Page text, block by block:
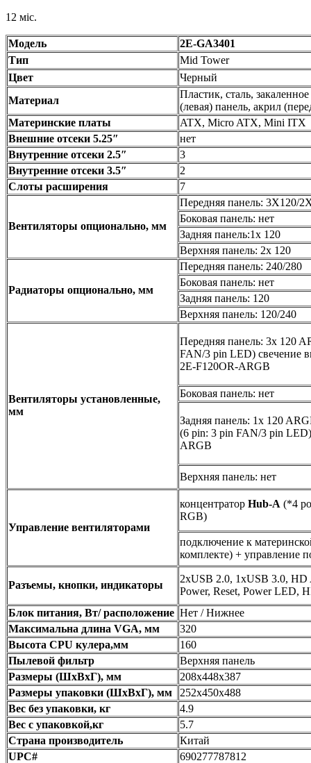
12 міс.
Модель
2E-GA3401
Тип
Mid Tower
Цвет
Черный
Материал
Пластик, сталь,
(левая) панель, акрил
Материнские платы
ATX, Micro ATX, Mini ITX
Внешние отсеки 5.25″
нет
Внутренние отсеки 2.5″
3
Внутренние отсеки 3.5″
2
Слоты расширения
7
Вентиляторы опционально, мм
Передняя панель: 3X120/
Боковая панель: нет
Задняя панель:1x 120
Верхняя панель: 2х 120
Радиаторы опционально, мм
Передняя панель: 240/280
Боковая панель: нет
Задняя панель: 120
Верхняя панель: 120/240
Вентиляторы установленные,
мм
Передняя панель: 3x 120
FAN/3 pin LED) свечение
2E-F120OR-ARGB
Боковая панель: нет
Задняя панель: 1x 120
(6 pin: 3 pin FAN/3 pin
ARGB
Верхняя панель: нет
Управление вентиляторами
концентратор Hub-A (*4
RGB)
подключение к
комплекте) + управление
Разъемы, кнопки, индикаторы
2xUSB 2.0, 1xUSB 3.0,
Power, Reset, Power LED,
Блок питания, Вт/ расположение Нет / Нижнее
Максимальна длина VGA, мм
320
Высота CPU кулера,мм
160
Пылевой фильтр
Верхняя панель
Размеры (ШxВxГ), мм
208x448x387
Размеры упаковки (ШxВxГ), мм
252x450x488
Вес без упаковки, кг
4.9
Вес с упаковкой,кг
5.7
Страна производитель
Китай
UPC#
690277787812